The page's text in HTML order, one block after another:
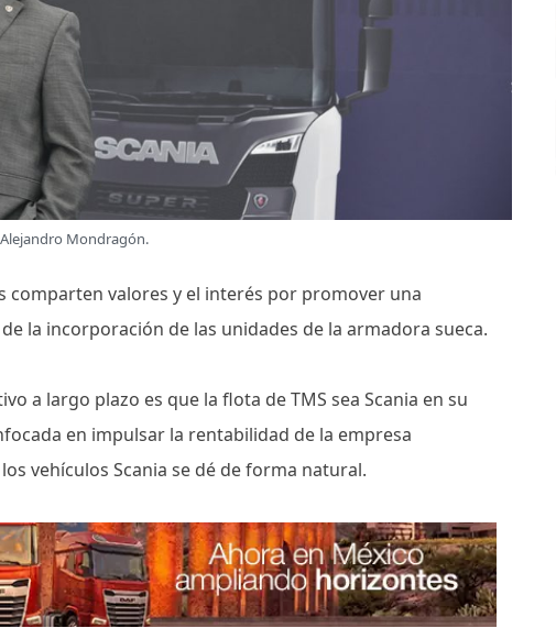
Alejandro Mondragón.
comparten valores y el interés por promover una
la incorporación de las unidades de la armadora sueca.
a largo plazo es que la flota de TMS sea Scania en su
en impulsar la rentabilidad de la empresa
vehículos Scania se dé de forma natural.